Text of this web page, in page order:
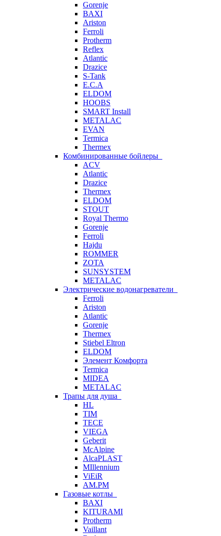
Gorenje
BAXI
Ariston
Ferroli
Protherm
Reflex
Atlantic
Drazice
S-Tank
E.C.A
ELDOM
HOOBS
SMART Install
METALAC
EVAN
Termica
Thermex
Комбинированные бойлеры
ACV
Atlantic
Drazice
Thermex
ELDOM
STOUT
Royal Thermo
Gorenje
Ferroli
Hajdu
ROMMER
ZOTA
SUNSYSTEM
METALAC
Электрические водонагреватели
Ferroli
Ariston
Atlantic
Gorenje
Thermex
Stiebel Eltron
ELDOM
Элемент Комфорта
Termica
MIDEA
METALAC
Трапы для душа
HL
TIM
TECE
VIEGA
Geberit
McAlpine
AlcaPLAST
MIllennium
ViEiR
AM.PM
Газовые котлы
BAXI
KITURAMI
Protherm
Vaillant